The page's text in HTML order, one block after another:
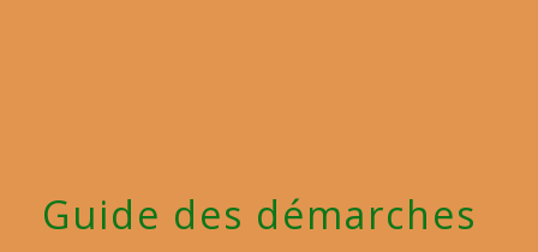
Guide des démarches